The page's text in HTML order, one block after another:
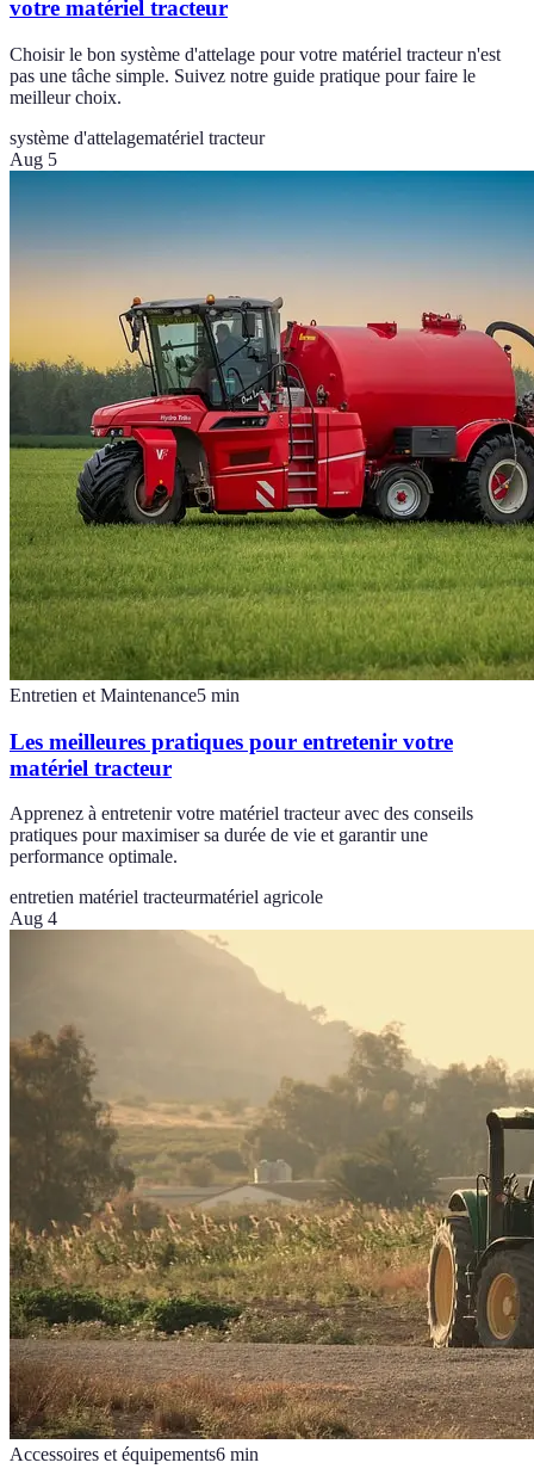
votre matériel tracteur
Choisir le bon système d'attelage pour votre matériel tracteur n'est
pas une tâche simple. Suivez notre guide pratique pour faire le
meilleur choix.
système d'attelagematériel tracteur
Aug 5
Entretien et Maintenance5 min
Les meilleures pratiques pour entretenir votre
matériel tracteur
Apprenez à entretenir votre matériel tracteur avec des conseils
pratiques pour maximiser sa durée de vie et garantir une
performance optimale.
entretien matériel tracteurmatériel agricole
Aug 4
Accessoires et équipements6 min